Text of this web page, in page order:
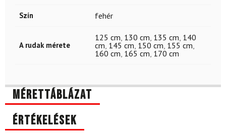
Szín fehér
A rudak mérete
125 cm, 130 cm, 135 cm, 140
cm, 145 cm, 150 cm, 155 cm,
160 cm, 165 cm, 170 cm
Mérettáblázat
Értékelések